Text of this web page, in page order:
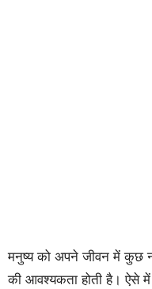
मनुष्य को अपने जीवन में कुछ
की आवश्यकता होती है। ऐसे